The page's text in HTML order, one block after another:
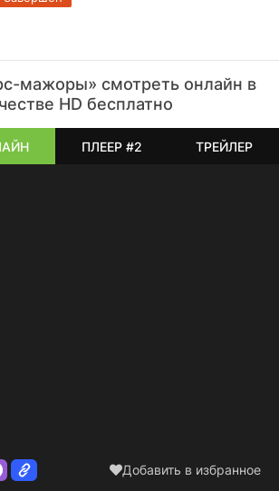
мажоры» смотреть онлайн в
HD бесплатно
ПЛЕЕР #2 ТРЕЙЛЕР
Добавить в избранное